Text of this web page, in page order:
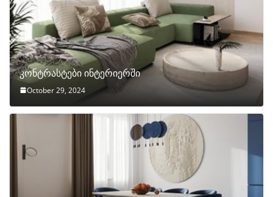
კონტრასტები ინტერიერში
October 29, 2024